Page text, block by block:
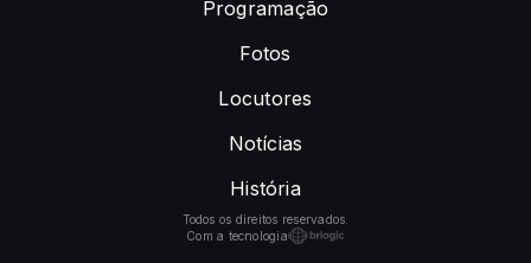
Programação
Fotos
Locutores
Notícias
História
Todos os direitos reservados.
Com a tecnologia